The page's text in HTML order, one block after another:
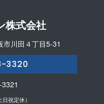
式 会 社
川田４丁目5-31
3320
祝定休）